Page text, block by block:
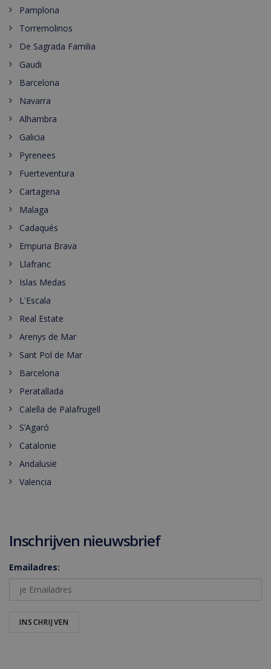
Pamplona
Torremolinos
De Sagrada Familia
Gaudi
Barcelona
Navarra
Alhambra
Galicia
Pyrenees
Fuerteventura
Cartagena
Malaga
Cadaqués
Empuria Brava
Llafranc
Islas Medas
L'Escala
Real Estate
Arenys de Mar
Sant Pol de Mar
Barcelona
Peratallada
Calella de Palafrugell
S’Agaró
Catalonie
Andalusië
Valencia
Inschrijven nieuwsbrief
Emailadres: